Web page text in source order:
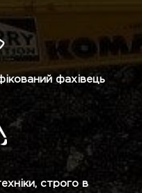
фахівець
строго в